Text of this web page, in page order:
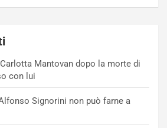
Mantovan dopo la morte di
con lui
Signorini non può farne a